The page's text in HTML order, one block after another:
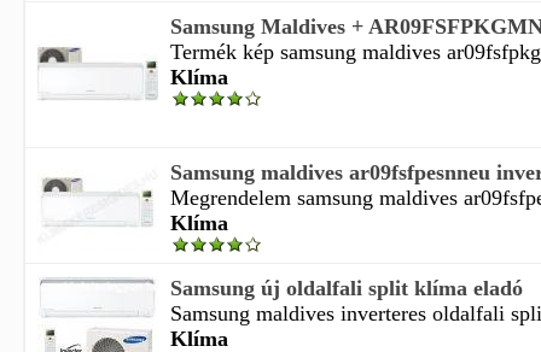
Samsung Maldives +
Termék kép samsung maldives
Klíma
Samsung maldives ar09fsfpesnneu
Megrendelem samsung maldives
Klíma
Samsung új oldalfali split klíma eladó
Samsung maldives inverteres oldalfali
Klíma